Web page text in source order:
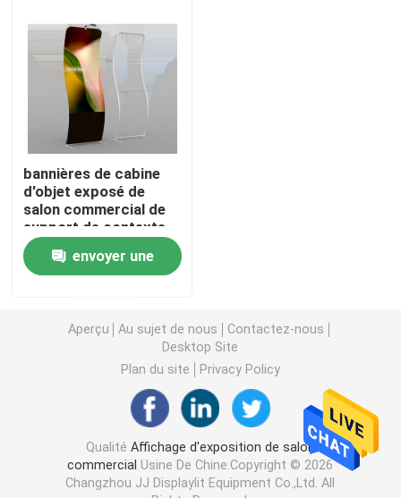
Tous les cas
Affichage d'exposition de salon commercial
Affichage modulaire d'exposition
Sautez l'affichage d'exposition
Trade Show Hanging Banner
Caisson lumineux de SEG
Présentoir de voûte
Personnalisé épousant des contextes
bannières de cabine
d'objet exposé de
salon commercial de
support de contexte
d'exposition de 8ft
10ft 20ftenvoyer une
Aperçu Au sujet de nous
Contactez-nous
Desktop Site
Plan du site
Privacy Policy
Qualité Affichage d'exposition de salon
commercial Usine De Chine.Copyright © 2026
Changzhou JJ Displaylit Equipment Co.,Ltd. All